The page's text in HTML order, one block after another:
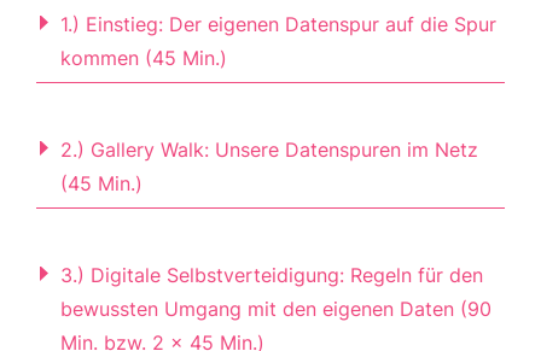
1.) Einstieg: Der eigenen Datenspur auf die Spur
kommen (45 Min.)
im Plenum gemeinsam dasAudio„Ich habe
doch gar nichts bestellt“ an. Erzählt wird die
Geschichte von Emilia, die vor den Augen
erhält – ohne dass sie diese bestellt hat – und
dadurch ihre Schwangerschaft offenbart wird.
Anhand dieser Geschichte wird erläutert, wie
2.) Gallery Walk: Unsere Datenspuren im Netz
(45 Min.)
Schülerinnen und Schüler werden im
Klassenraum für einenGallery Walk
aufgehängt. Alle können nun einzeln durch
3.) Digitale Selbstverteidigung: Regeln für den
bewussten Umgang mit den eigenen Daten (90
Min. bzw. 2 x 45 Min.)